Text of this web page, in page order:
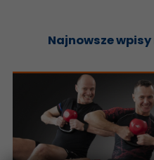
Najnowsze